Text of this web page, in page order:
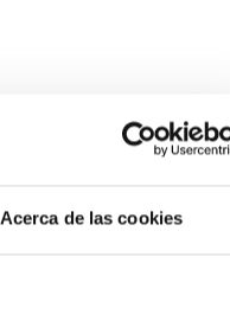
Acerca de las cookies